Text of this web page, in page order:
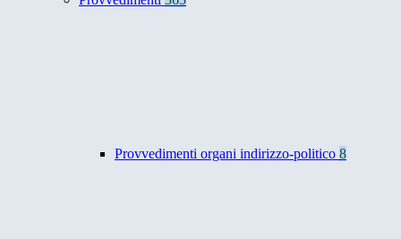
Provvedimenti organi indirizzo-politico 8